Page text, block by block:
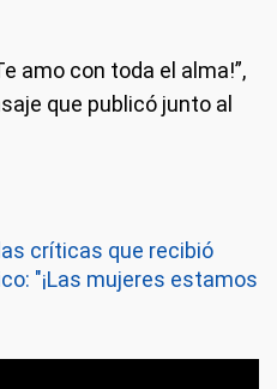
amo con toda el alma!”,
que publicó junto al
críticas que recibió
"¡Las mujeres estamos